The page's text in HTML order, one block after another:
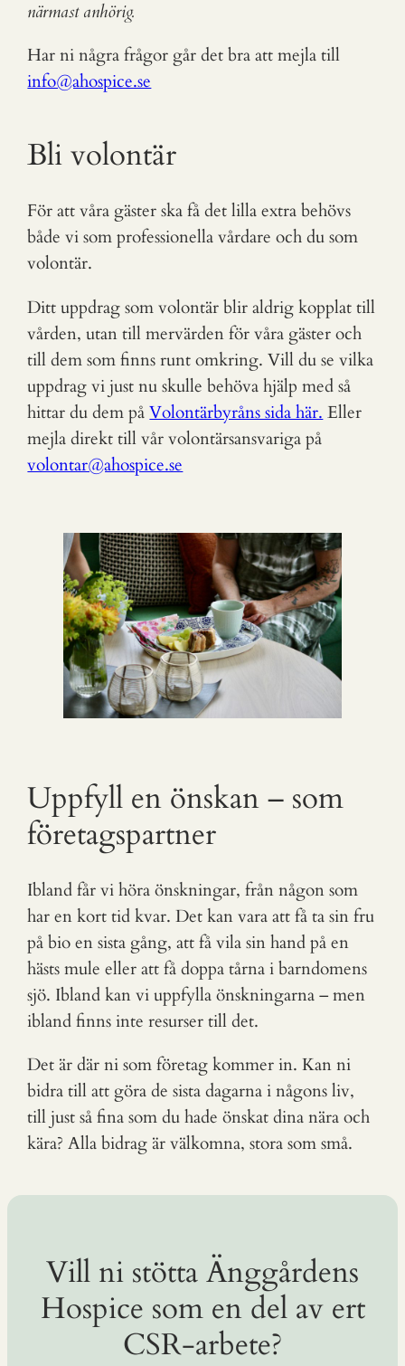
närmast anhörig.
Har ni några frågor går det bra att mejla till
info@ahospice.se
Bli volontär
För att våra gäster ska få det lilla extra behövs
både vi som professionella vårdare och du som
volontär.
Ditt uppdrag som volontär blir aldrig kopplat till
vården, utan till mervärden för våra gäster och
till dem som finns runt omkring. Vill du se vilka
uppdrag vi just nu skulle behöva hjälp med så
hittar du dem påVolontärbyråns sida här. Eller
mejla direkt till vår volontärsansvariga på
volontar@ahospice.se
Uppfyll en önskan – som
företagspartner
Ibland får vi höra önskningar, från någon som
har en kort tid kvar. Det kan vara att få ta sin fru
på bio en sista gång, att få vila sin hand på en
hästs mule eller att få doppa tårna i barndomens
sjö. Ibland kan vi uppfylla önskningarna – men
ibland finns inte resurser till det.
Det är där ni som företag kommer in. Kan ni
bidra till att göra de sista dagarna i någons liv,
till just så fina som du hade önskat dina nära och
kära? Alla bidrag är välkomna, stora som små.
Vill ni stötta Änggårdens
Hospice som en del av ert
CSR-arbete?